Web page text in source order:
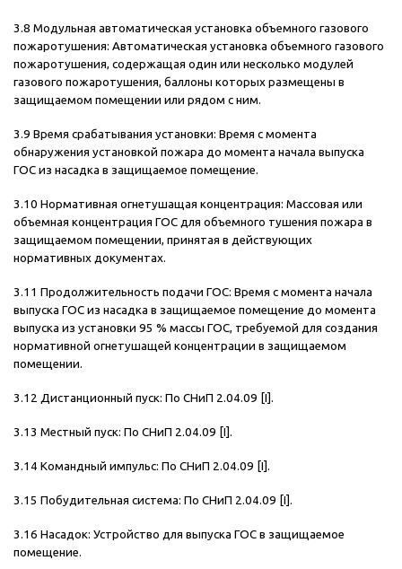
3.8 Модульная автоматическая установка объемного газового
пожаротушения: Автоматическая установка объемного газового
пожаротушения, содержащая один или несколько модулей
газового пожаротушения, баллоны которых размещены в
защищаемом помещении или рядом с ним.
3.9 Время срабатывания установки: Время с момента
обнаружения установкой пожара до момента начала выпуска
ГОС из насадка в защищаемое помещение.
3.10 Нормативная огнетушащая концентрация: Массовая или
объемная концентрация ГОС для объемного тушения пожара в
защищаемом помещении, принятая в действующих
нормативных документах.
3.11 Продолжительность подачи ГОС: Время с момента начала
выпуска ГОС из насадка в защищаемое помещение до момента
выпуска из установки 95 % массы ГОС, требуемой для создания
нормативной огнетушащей концентрации в защищаемом
помещении.
3.12 Дистанционный пуск: По СНиП 2.04.09 [I].
3.13 Местный пуск: По СНиП 2.04.09 [I].
3.14 Командный импульс: По СНиП 2.04.09 [I].
3.15 Побудительная система: По СНиП 2.04.09 [I].
3.16 Насадок: Устройство для выпуска ГОС в защищаемое
помещение.